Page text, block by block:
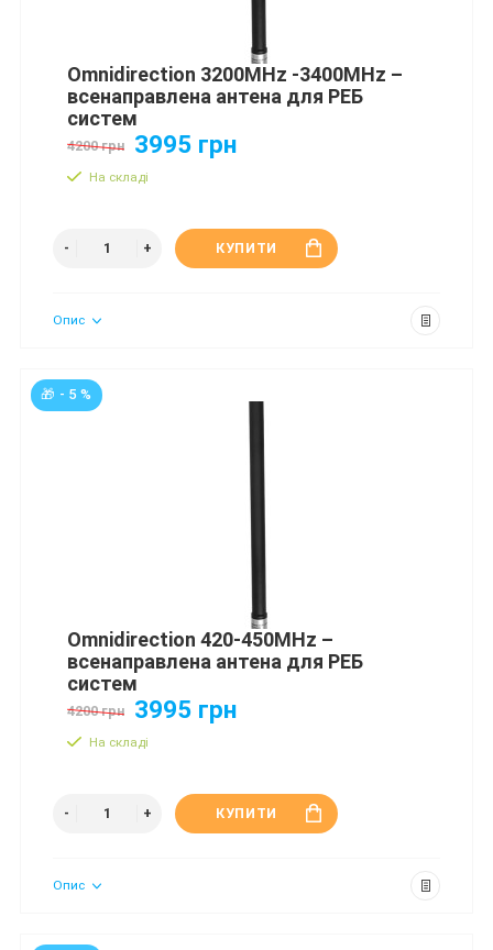
Omnidirection 3200MHz -3400MHz –
всенаправлена антена для РЕБ
систем
4200 грн 3995 грн
На складі
КУПИТИ
Опис
🎁 - 5 %
Omnidirection 420-450MHz –
всенаправлена антена для РЕБ
систем
4200 грн 3995 грн
На складі
КУПИТИ
Опис